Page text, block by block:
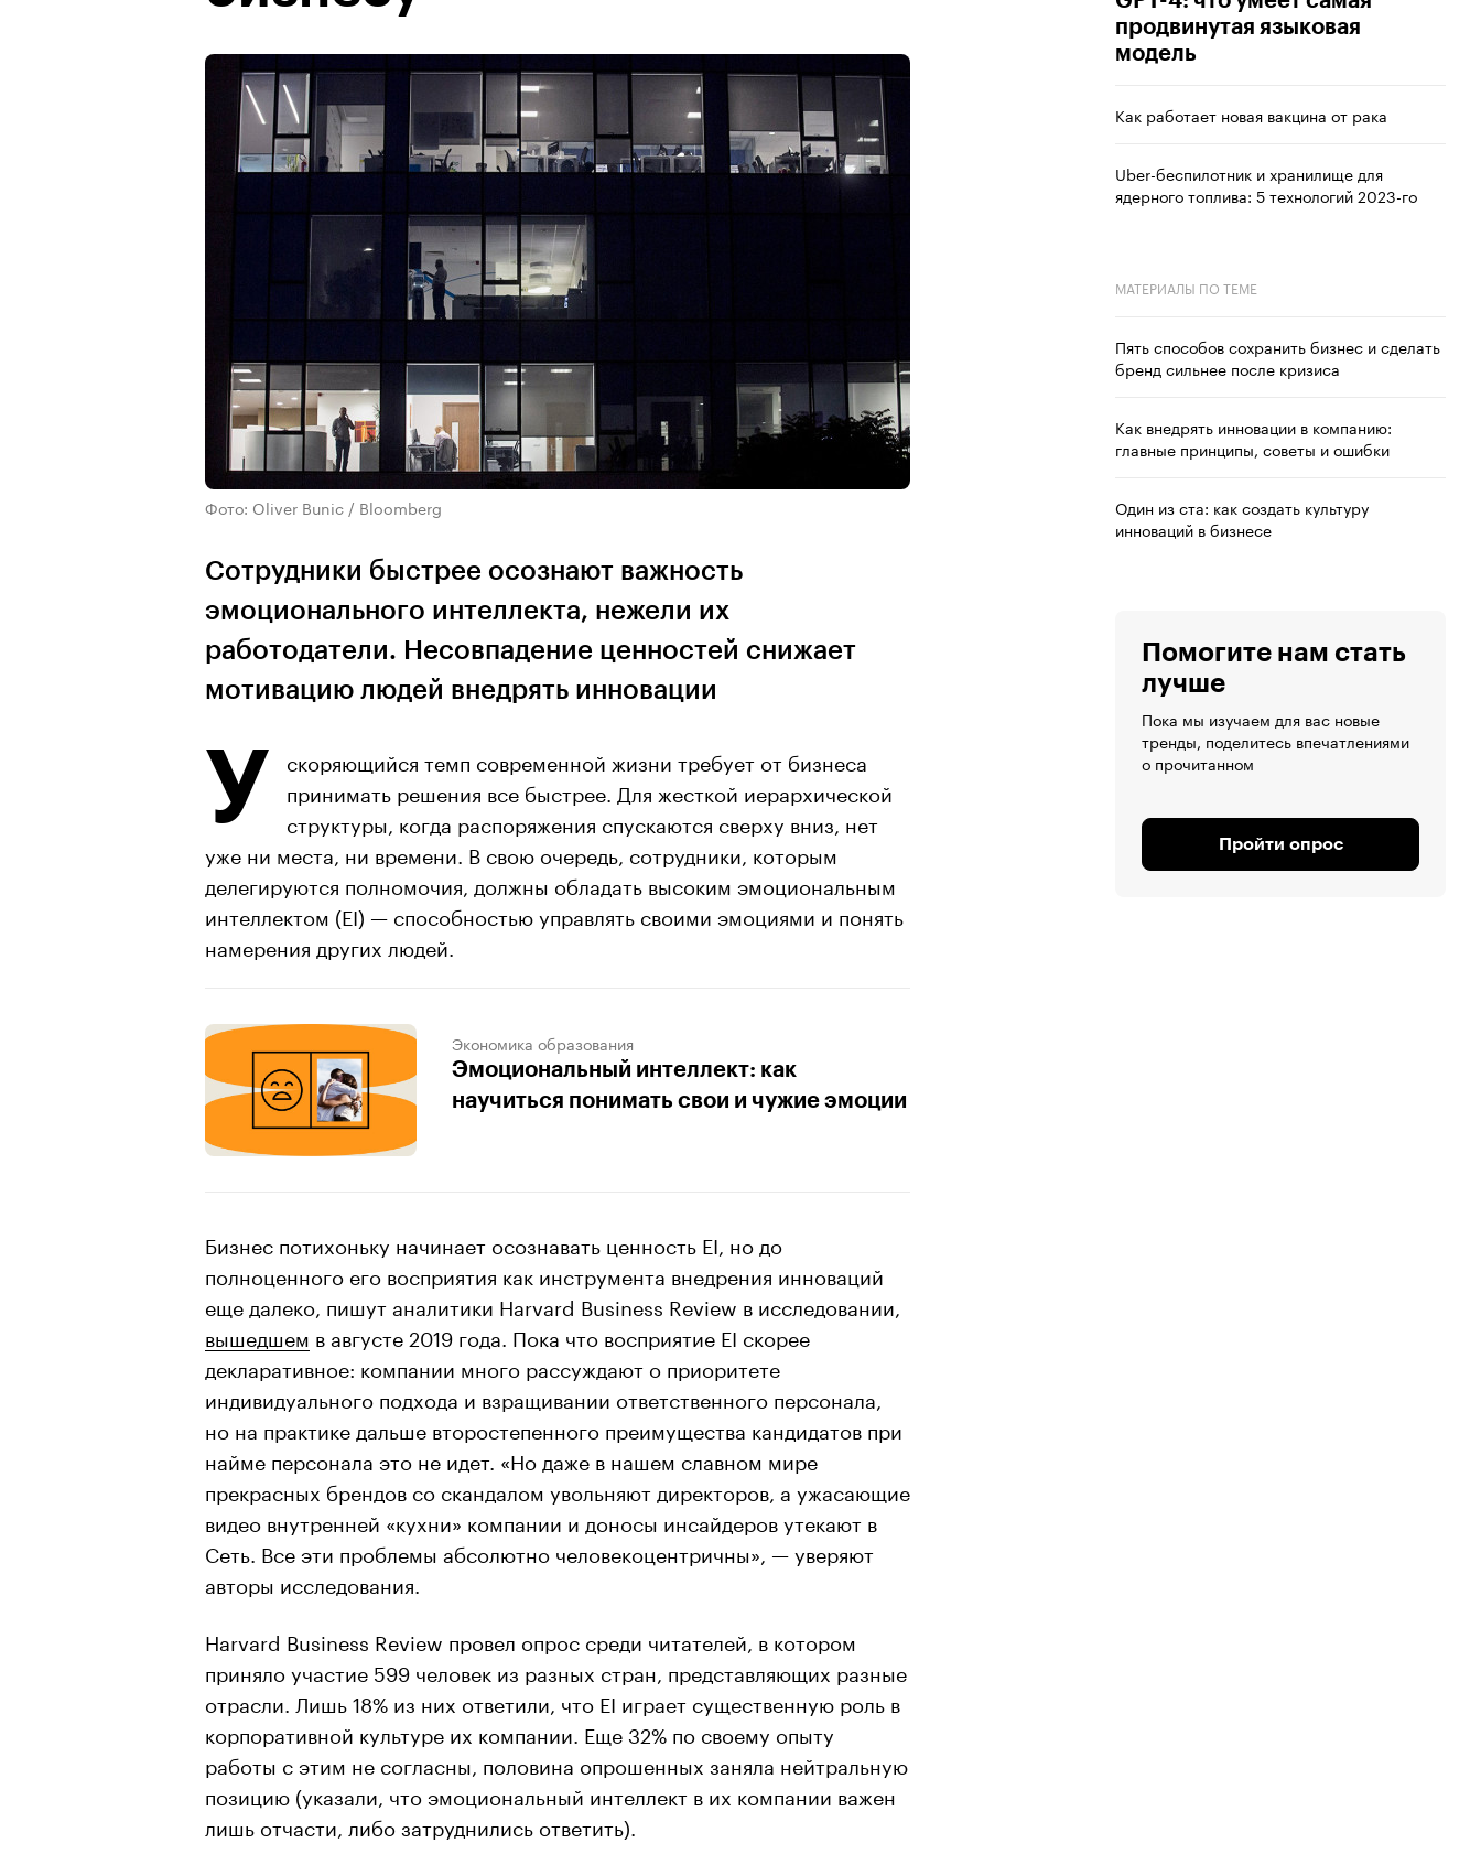
Фото: Oliver Bunic / Bloomberg
Сотрудники быстрее осознают важность
эмоционального интеллекта, нежели их
работодатели. Несовпадение ценностей снижает
мотивацию людей внедрять инновации
У
скоряющийся темп современной жизни требует от бизнеса
принимать решения все быстрее. Для жесткой иерархической
структуры, когда распоряжения спускаются сверху вниз, нет
уже ни места, ни времени. В свою очередь, сотрудники, которым
делегируются полномочия, должны обладать высоким эмоциональным
интеллектом (EI) — способностью управлять своими эмоциями и понять
намерения других людей.
Экономика образования
Эмоциональный интеллект: как
научиться понимать свои и чужие эмоции
Бизнес потихоньку начинает осознавать ценность EI, но до
полноценного его восприятия как инструмента внедрения инноваций
еще далеко, пишут аналитики Harvard Business Review в исследовании,
вышедшем в августе 2019 года. Пока что восприятие EI скорее
декларативное: компании много рассуждают о приоритете
индивидуального подхода и взращивании ответственного персонала,
но на практике дальше второстепенного преимущества кандидатов при
найме персонала это не идет. «Но даже в нашем славном мире
прекрасных брендов со скандалом увольняют директоров, а ужасающие
видео внутренней «кухни» компании и доносы инсайдеров утекают в
Сеть. Все эти проблемы абсолютно человекоцентричны», — уверяют
авторы исследования.
Harvard Business Review провел опрос среди читателей, в котором
приняло участие 599 человек из разных стран, представляющих разные
отрасли. Лишь 18% из них ответили, что EI играет существенную роль в
корпоративной культуре их компании. Еще 32% по своему опыту
работы с этим не согласны, половина опрошенных заняла нейтральную
позицию (указали, что эмоциональный интеллект в их компании важен
лишь отчасти, либо затруднились ответить).
продвинутая языковая
модель
Как работает новая вакцина от рака
Uber-беспилотник и хранилище для
ядерного топлива: 5 технологий 2023-го
МАТЕРИАЛЫ ПО ТЕМЕ
Пять способов сохранить бизнес и сделать
бренд сильнее после кризиса
Как внедрять инновации в компанию:
главные принципы, советы и ошибки
Один из ста: как создать культуру
инноваций в бизнесе
Помогите нам стать
лучше
Пока мы изучаем для вас новые
тренды, поделитесь впечатлениями
о прочитанном
Пройти опрос